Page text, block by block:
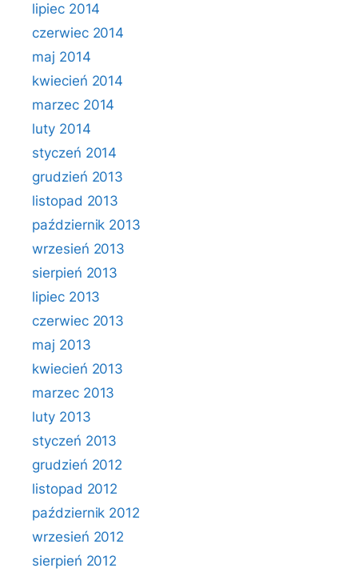
lipiec 2014
czerwiec 2014
maj 2014
kwiecień 2014
marzec 2014
luty 2014
styczeń 2014
grudzień 2013
listopad 2013
październik 2013
wrzesień 2013
sierpień 2013
lipiec 2013
czerwiec 2013
maj 2013
kwiecień 2013
marzec 2013
luty 2013
styczeń 2013
grudzień 2012
listopad 2012
październik 2012
wrzesień 2012
sierpień 2012